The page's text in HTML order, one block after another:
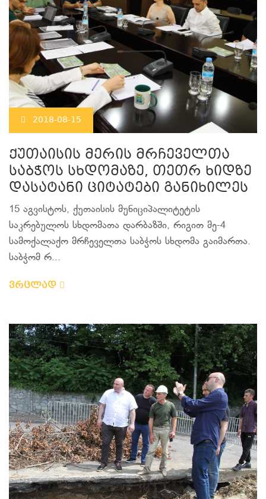
2018-08-15
ქუთაისის მერის მრჩეველთა
საბჭოს სხდომაზე, თეთრ ხიდზე
დასატანი ციტატები განიხილეს
15 აგვისტოს, ქუთაისის მუნიციპალიტეტის
საკრებულოს სხდომათა დარბაზში, რიგით მე-4
სამოქალაქო მრჩეველთა საბჭოს სხდომა გაიმართა.
საბჭომ რ...
ვრცლად